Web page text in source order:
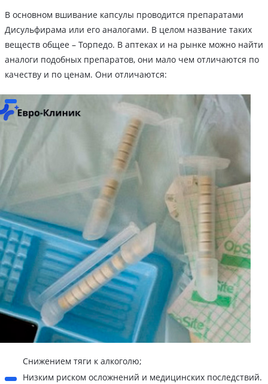
В основном вшивание капсулы проводится препаратами
Дисульфирама или его аналогами. В целом название таких
веществ общее – Торпедо. В аптеках и на рынке можно найти
аналоги подобных препаратов, они мало чем отличаются по
качеству и по ценам. Они отличаются:
Снижением тяги к алкоголю;
Низким риском осложнений и медицинских последствий.